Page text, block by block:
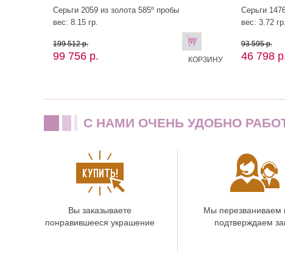
Серьги 2059 из золота 585º пробы
вес: 8.15 гр.
199 512 р.
99 756 р.
В
КОРЗИНУ
Серьги
вес: 3.72 гр.
93 595 р.
46 798
C НАМИ ОЧЕНЬ УДОБНО
Вы заказываете
понравившееся украшение
Мы перезваниваем
подтверждаем